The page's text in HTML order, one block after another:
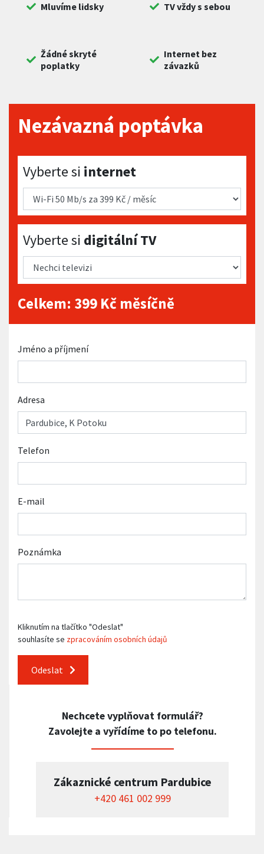
Mluvíme lidsky TV vždy s sebou
Žádné skryté
poplatky
Internet bez
závazků
Nezávazná poptávka
Vyberte si internet
Vyberte si internet
Vyberte si digitální TV
Vyberte si digitální TV
Celkem: 399 Kč měsíčně
Jméno a příjmení
Adresa
Telefon
E-mail
Poznámka
Kliknutím na tlačítko "Odeslat"
souhlasíte se zpracováním osobních údajů
Odeslat
Nechcete vyplňovat formulář?
Zavolejte a vyřídíme to po telefonu.
Zákaznické centrum Pardubice
+420 461 002 999